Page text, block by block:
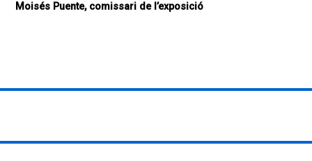
Moisés Puente, comissari de l’exposició